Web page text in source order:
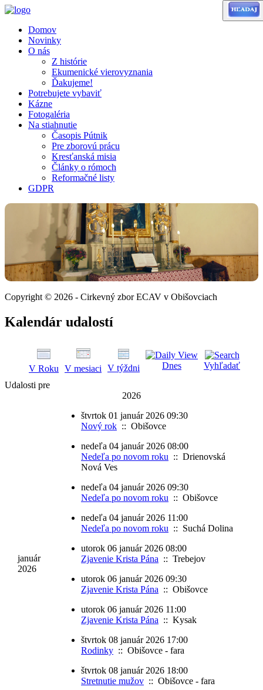
Domov
Novinky
O nás
Z histórie
Ekumenické vierovyznania
Ďakujeme!
Potrebujete vybaviť
Kázne
Fotogaléria
Na stiahnutie
Časopis Pútnik
Pre zborovú prácu
Kresťanská misia
Články o rómoch
Reformačné listy
GDPR
Copyright © 2026 - Cirkevný zbor ECAV v Obišovciach
Kalendár udalostí
V Roku V mesiaci V týždni Dnes
Vyhľadať
Udalosti pre
2026
január
2026
štvrtok 01 január 2026 09:30
Nový rok :: Obišovce
nedeľa 04 január 2026 08:00
Nedeľa po novom roku :: Drienovská
Nová Ves
nedeľa 04 január 2026 09:30
Nedeľa po novom roku :: Obišovce
nedeľa 04 január 2026 11:00
Nedeľa po novom roku :: Suchá Dolina
utorok 06 január 2026 08:00
Zjavenie Krista Pána :: Trebejov
utorok 06 január 2026 09:30
Zjavenie Krista Pána :: Obišovce
utorok 06 január 2026 11:00
Zjavenie Krista Pána :: Kysak
štvrtok 08 január 2026 17:00
Rodinky :: Obišovce - fara
štvrtok 08 január 2026 18:00
Stretnutie mužov :: Obišovce - fara